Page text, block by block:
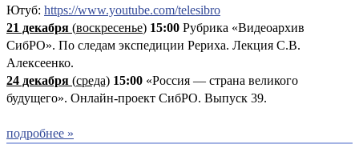
Ютуб: https://www.youtube.com/telesibro
21 декабря (воскресенье) 15:00 Рубрика «Видеоархив
СибРО». По следам экспедиции Рериха. Лекция С.В.
Алексеенко.
24 декабря (среда) 15:00 «Россия — страна великого
будущего». Онлайн-проект СибРО. Выпуск 39.
подробнее »